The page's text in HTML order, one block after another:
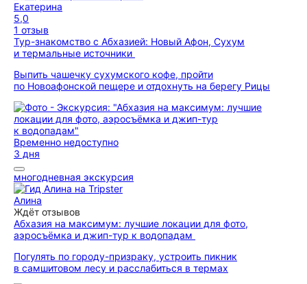
Екатерина
5,0
1 отзыв
Тур-знакомство с Абхазией: Новый Афон, Сухум
и термальные источники
Выпить чашечку сухумского кофе, пройти
по Новоафонской пещере и отдохнуть на берегу Рицы
Временно недоступно
3 дня
многодневная экскурсия
Алина
Ждёт отзывов
Абхазия на максимум: лучшие локации для фото,
аэросъёмка и джип-тур к водопадам
Погулять по городу-призраку, устроить пикник
в самшитовом лесу и расслабиться в термах